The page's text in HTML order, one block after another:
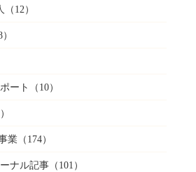
（12）
ート （10）
業（174）
ナル記事（101）